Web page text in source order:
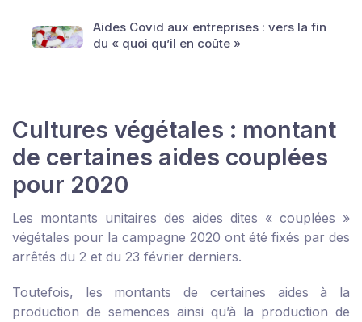
Aides Covid aux entreprises : vers la fin
du « quoi qu’il en coûte »
Cultures végétales : montant
de certaines aides couplées
pour 2020
Les montants unitaires des aides dites « couplées »
végétales pour la campagne 2020 ont été fixés par des
arrêtés du 2 et du 23 février derniers.
Toutefois, les montants de certaines aides à la
production de semences ainsi qu’à la production de